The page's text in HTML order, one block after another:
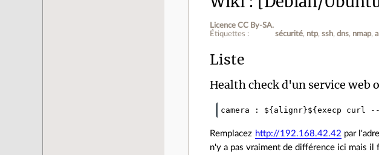
Licence CC By‑SA.
Étiquettes :
sécurité ntp ssh dns nmap
Liste
Health check d'un service web
Remplacez http://192.168.42.42 par
n'y a pas vraiment de différence ici mais il